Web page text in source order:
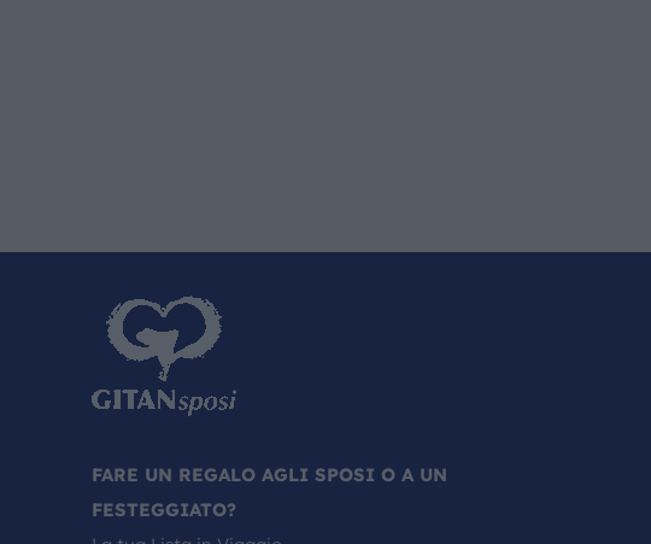
FARE UN REGALO AGLI SPOSI O A UN
FESTEGGIATO?